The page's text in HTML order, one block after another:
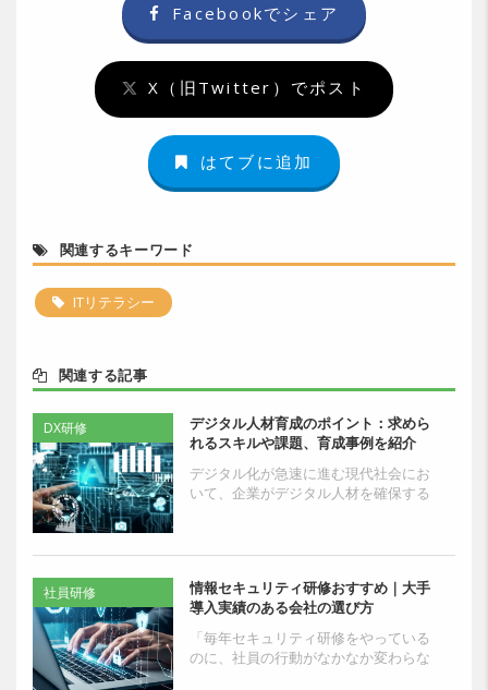
Facebookでシェア
X（旧Twitter）でポスト
はてブに追加
関連するキーワード
ITリテラシー
関連する記事
デジタル人材育成のポイント：求めら
れるスキルや課題、育成事例を紹介
デジタル化が急速に進む現代社会にお
いて、企業がデジタル人材を確保する
の育成があります...
DX研修
情報セキュリティ研修おすすめ｜大手
導入実績のある会社の選び方
「毎年セキュリティ研修をやっている
のに、社員の行動がなかなか変わらな
社員研修